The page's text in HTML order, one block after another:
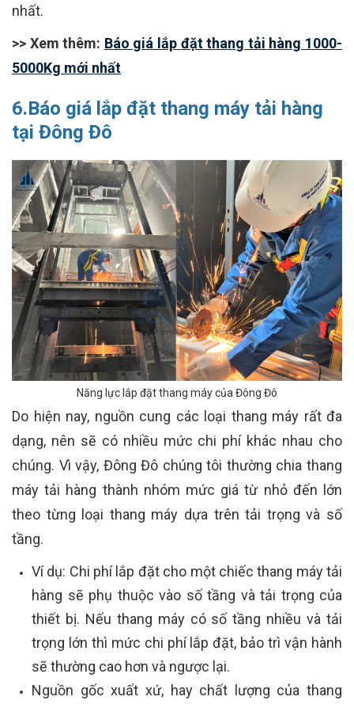
nhất.
>> Xem thêm: Báo giá lắp đặt thang tải hàng 1000-
5000Kg mới nhất
6.Báo giá lắp đặt thang máy tải hàng
tại Đông Đô
Năng lực lắp đặt thang máy của Đông Đô
Do hiện nay, nguồn cung các loại thang máy rất đa
dạng, nên sẽ có nhiều mức chi phí khác nhau cho
chúng. Vì vậy, Đông Đô chúng tôi thường chia thang
máy tải hàng thành nhóm mức giá từ nhỏ đến lớn
theo từng loại thang máy dựa trên tải trọng và số
tầng.
Ví dụ: Chi phí lắp đặt cho một chiếc thang máy tải
hàng sẽ phụ thuộc vào số tầng và tải trọng của
thiết bị. Nếu thang máy có số tầng nhiều và tải
trọng lớn thì mức chi phí lắp đặt, bảo trì vận hành
sẽ thường cao hơn và ngược lại.
Nguồn gốc xuất xứ, hay chất lượng của thang